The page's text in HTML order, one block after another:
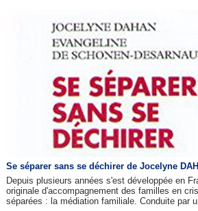
Se séparer sans se déchirer de Jocelyne
Depuis plusieurs années s'est développée en
originale d'accompagnement des familles en
séparées : la médiation familiale. Conduite par